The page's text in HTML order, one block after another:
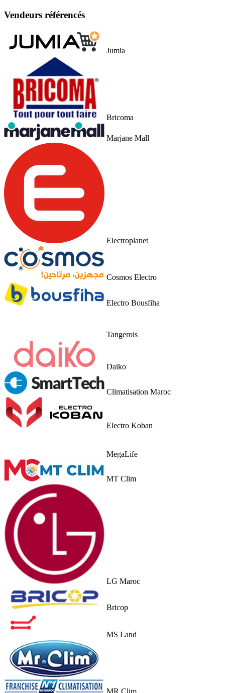
Vendeurs référencés
Jumia
Bricoma
Marjane Mall
Electroplanet
Cosmos Electro
Electro Bousfiha
Tangerois
Daiko
Climatisation Maroc
Electro Koban
MegaLife
MT Clim
LG Maroc
Bricop
MS Land